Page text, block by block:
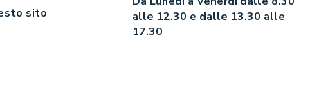
sito
alle 12.30 e dalle 13.30 alle
17.30